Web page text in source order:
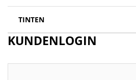
TINTEN
KUNDENLOGIN